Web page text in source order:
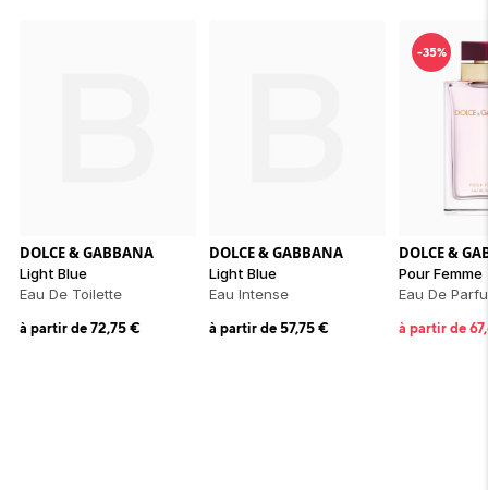
DOLCE & GABBANA
Light Blue
Eau De Toilette
à partir de72,75€
DOLCE & GABBANA
Light Blue
Eau Intense
à partir de57,75€
-35%
DOLCE &
Pour Femme
Eau De
à partir de